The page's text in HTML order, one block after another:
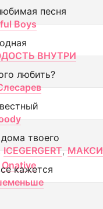
песня
Boys
ВНУТРИ
любить?
твоего
ICEGERGERT, МАКСИ
Onative
кажется